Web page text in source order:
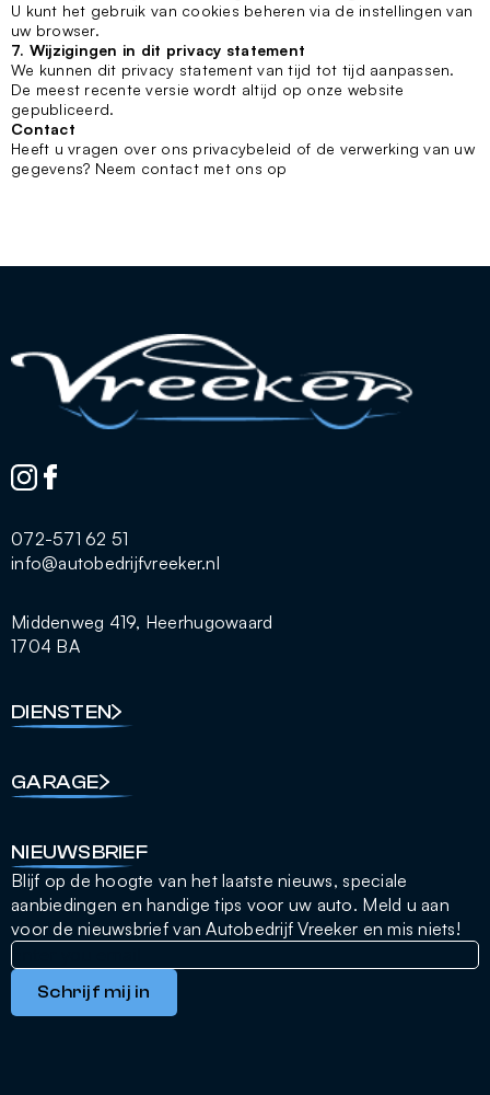
U kunt het gebruik van cookies beheren via de instellingen van
uw browser.
7. Wijzigingen in dit privacy statement
We kunnen dit privacy statement van tijd tot tijd aanpassen.
De meest recente versie wordt altijd op onze website
gepubliceerd.
Contact
Heeft u vragen over ons privacybeleid of de verwerking van uw
gegevens? Neem contact met ons op
072-571 62 51
info@autobedrijfvreeker.nl
Middenweg 419, Heerhugowaard
1704 BA
DIENSTEN
GARAGE
NIEUWSBRIEF
Blijf op de hoogte van het laatste nieuws, speciale
aanbiedingen en handige tips voor uw auto. Meld u aan
voor de nieuwsbrief van Autobedrijf Vreeker en mis niets!
Schrijf mij in